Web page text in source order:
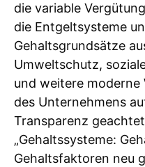
die variable
die Entgeltsysteme
Gehaltsgrundsätze
Umweltschutz,
und weitere moderne
des Unternehmens
Transparenz
„Gehaltssysteme:
Gehaltsfaktoren neu